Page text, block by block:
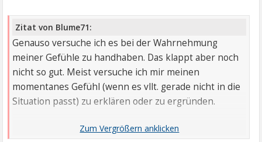
Zitat von Blume71:
Genauso versuche ich es bei der Wahrnehmung
meiner Gefühle zu handhaben. Das klappt aber noch
nicht so gut. Meist versuche ich mir meinen
momentanes Gefühl (wenn es vllt. gerade nicht in die
Situation passt) zu erklären oder zu ergründen.